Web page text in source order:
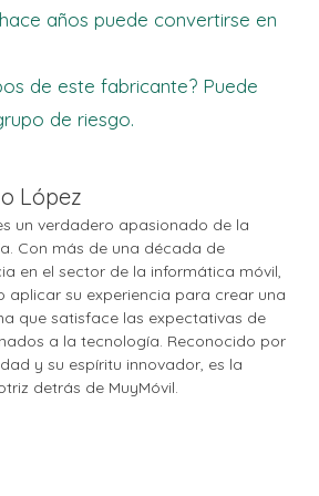
años puede convertirse en
de este fabricante? Puede
de riesgo.
López
un verdadero apasionado de la
Con más de una década de
en el sector de la informática móvil,
aplicar su experiencia para crear una
que satisface las expectativas de
a la tecnología. Reconocido por
y su espíritu innovador, es la
detrás de MuyMóvil.